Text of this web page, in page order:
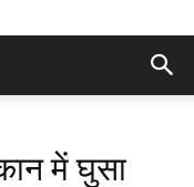
में घुसा